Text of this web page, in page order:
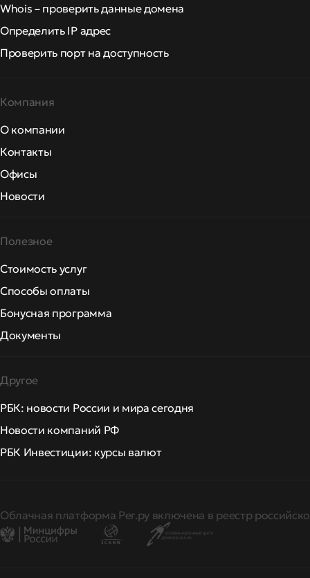
Whois – проверить данные домена
Определить IP адрес
Проверить порт на доступность
Компания
О компании
Контакты
Офисы
Новости
Полезное
Стоимость услуг
Способы оплаты
Бонусная программа
Документы
Другое
РБК: новости России и мира сегодня
Новости компаний РФ
РБК Инвестиции: курсы валют
Облачная платформа Рег.ру включена в реестр